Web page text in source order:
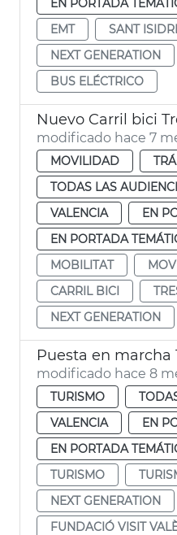
EMT
SANT
NEXT GENERATION
BUS ELÉCTRICO
Nuevo Carril bici
modificado hace 7
MOVILIDAD
TODAS LAS
VALENCIA
EN
EN PORTADA
MOBILITAT
CARRIL BICI
NEXT GENERATION
modificado hace 8
TURISMO
VALENCIA
EN
EN PORTADA
TURISMO
NEXT GENERATION
FUNDACIÓ VISIT